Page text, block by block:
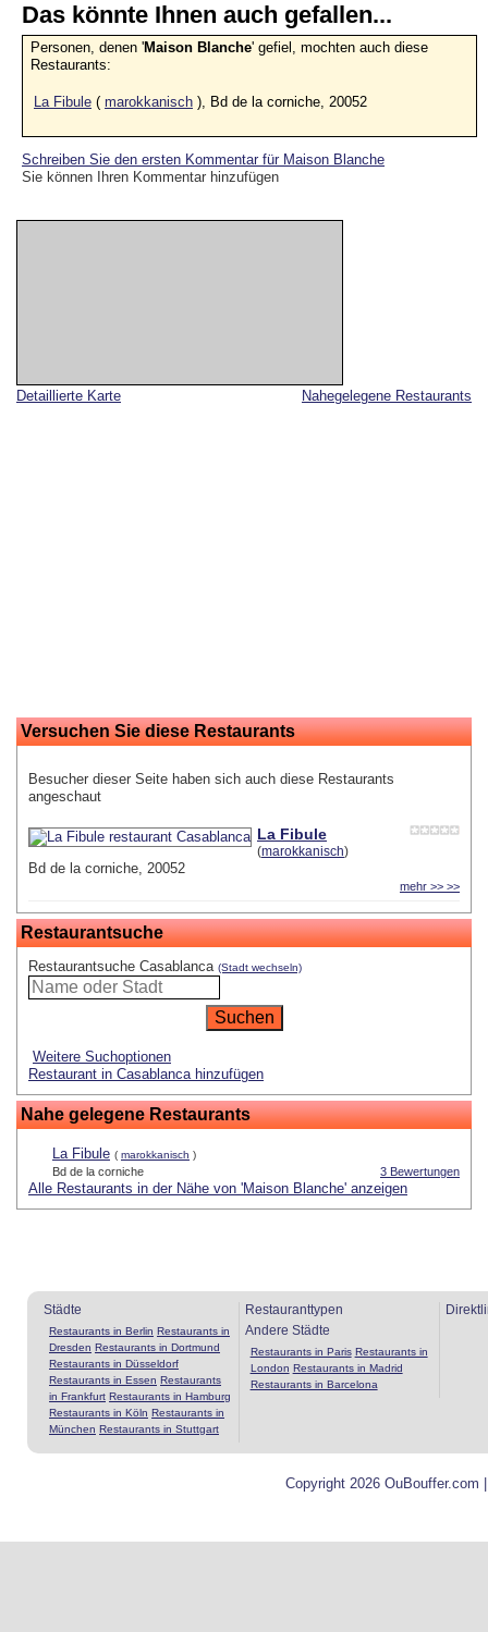
Nahegelegene Restaurants
Detaillierte Karte
Versuchen Sie diese Restaurants
Besucher dieser Seite haben sich auch diese Restaurants
angeschaut
La Fibule
(marokkanisch)
Bd de la corniche, 20052
mehr >> >>
Restaurantsuche
Restaurantsuche Casablanca (Stadt wechseln)
Weitere Suchoptionen
Restaurant in Casablanca hinzufügen
Nahe gelegene Restaurants
La Fibule ( marokkanisch )
3 Bewertungen
Bd de la corniche
Alle Restaurants in der Nähe von 'Maison Blanche' anzeigen
Das könnte Ihnen auch gefallen...
Personen, denen 'Maison Blanche' gefiel, mochten auch diese
Restaurants:
La Fibule ( marokkanisch ), Bd de la corniche, 20052
Schreiben Sie den ersten Kommentar für Maison Blanche
Sie können Ihren Kommentar hinzufügen
Städte
Restaurants in Berlin Restaurants in
Dresden Restaurants in Dortmund
Restaurants in Düsseldorf
Restaurants in Essen Restaurants
in Frankfurt Restaurants in Hamburg
Restaurants in Köln Restaurants in
München Restaurants in Stuttgart
Restauranttypen
Andere Städte
Restaurants in Paris Restaurants in
London Restaurants in Madrid
Restaurants in Barcelona
Copyright 2026 OuBouffer.com